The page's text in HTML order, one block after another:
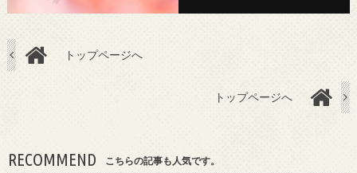
トップページへ
トップページへ
RECOMMEND こちらの記事も人気です。